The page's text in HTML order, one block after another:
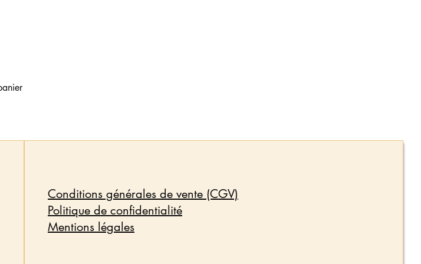
Conditions générales de vente (CGV)
Politique de confidentialité
Mentions légales